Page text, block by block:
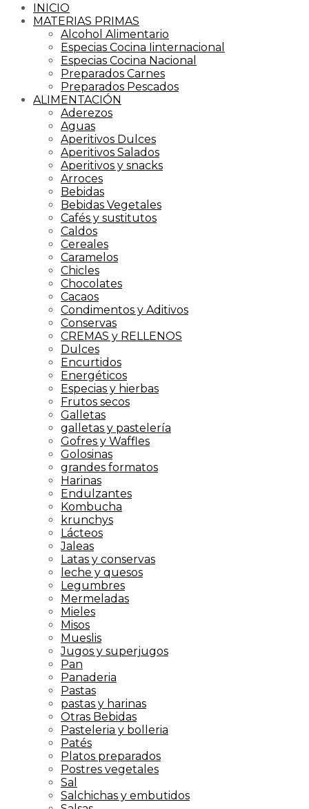
INICIO
MATERIAS PRIMAS
Alcohol Alimentario
Especias Cocina Iinternacional
Especias Cocina Nacional
Preparados Carnes
Preparados Pescados
ALIMENTACIÓN
Aderezos
Aguas
Aperitivos Dulces
Aperitivos Salados
Aperitivos y snacks
Arroces
Bebidas
Bebidas Vegetales
Cafés y sustitutos
Caldos
Cereales
Caramelos
Chicles
Chocolates
Cacaos
Condimentos y Aditivos
Conservas
CREMAS y RELLENOS
Dulces
Encurtidos
Energéticos
Especias y hierbas
Frutos secos
Galletas
galletas y pastelería
Gofres y Waffles
Golosinas
grandes formatos
Harinas
Endulzantes
Kombucha
krunchys
Lácteos
Jaleas
Latas y conservas
leche y quesos
Legumbres
Mermeladas
Mieles
Misos
Mueslis
Jugos y superjugos
Pan
Panaderia
Pastas
pastas y harinas
Otras Bebidas
Pasteleria y bolleria
Patés
Platos preparados
Postres vegetales
Sal
Salchichas y embutidos